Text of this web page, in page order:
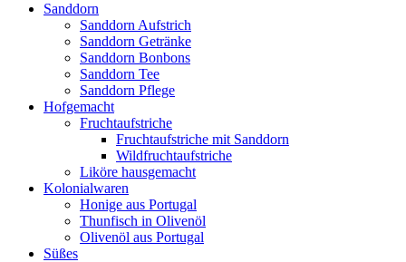
Sanddorn
Sanddorn Aufstrich
Sanddorn Getränke
Sanddorn Bonbons
Sanddorn Tee
Sanddorn Pflege
Hofgemacht
Fruchtaufstriche
Fruchtaufstriche mit Sanddorn
Wildfruchtaufstriche
Liköre hausgemacht
Kolonialwaren
Honige aus Portugal
Thunfisch in Olivenöl
Olivenöl aus Portugal
Süßes